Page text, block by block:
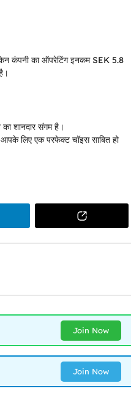
कंपनी का ऑपरेटिंग इनकम SEK 5.8
शानदार संगम है।
लिए एक परफेक्ट चॉइस साबित हो
Join Now
Join Now